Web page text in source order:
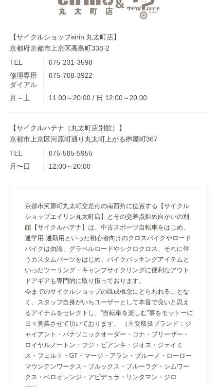
【サイクルショップeirin 丸太町店】
京都府京都市上京区高島町338-2
TEL
075-231-3598
修理専用
ダイアル
075-708-3922
月～土 11:00～20:00 / 日 12:00～20:00
【サイクルハテナ（丸太町店別館）】
京都市上京区河原町通り丸太町上がる桝屋町367
TEL
075-585-5955
月〜日
12:00～20:00
京都市河原町丸太町交差点の南西角に位置する【サイクル
ショップエイリン丸太町店】とその交差点斜め向かいの別
館【サイクルハテナ】は、中古スポーツ自転車をはじめ、
通学用 通勤用といった初心者向けのクロスバイクやロード
バイクは勿論、グラベルロードやシクロクロス、それに伴
うカスタムパーツをはじめ、バイクパッキングアイテムと
いったツーリング・キャンプサイクリングに便利なアウト
ドアギアも専門的に取り扱っております。
今までのサイクルショップの既成概念にとらわれることな
く、スタッフ自身がいちユーザーとして本音で良いと思え
るアイテムをセレクトし、”自転車を楽しむ”事をモットーに
日々営業させて頂いております。 （主要取扱ブランド：ジ
ャイアント・パナソニックオーダー・コナ・ブリーザー・
ロイヤルノートン・フジ・ビアンキ・ジオス・ジェイミ
ス・フェルト・GT・マージ・アラン・ブルーノ・ローロー
マウンテンワークス・ブルックス・ブルーラグ・シムワー
クス・ベロオレンジ・アピデュラ・リンタマン・ジロ